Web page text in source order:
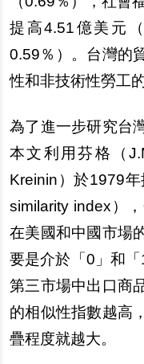
提高4.51億美元
0.59％）。台灣的
性和非技術性勞工
為了進一步研究台
本文利用芬格（
Kreinin ）於1979年
similarity index ）
在美國和中國市場
要是介於「 0 」和「
第三市場中出口商
的相似性指數越高
疊程度就越大。